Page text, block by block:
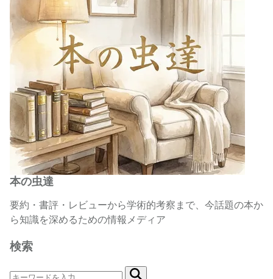
本の虫達
要約・書評・レビューから学術的考察まで、今話題の本か
ら知識を深めるための情報メディア
検索